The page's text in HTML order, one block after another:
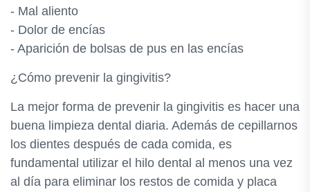
- Mal aliento
- Dolor de encías
- Aparición de bolsas de pus en las encías
¿Cómo prevenir la gingivitis?
La mejor forma de prevenir la gingivitis es hacer una
buena limpieza dental diaria. Además de cepillarnos
los dientes después de cada comida, es
fundamental utilizar el hilo dental al menos una vez
al día para eliminar los restos de comida y placa